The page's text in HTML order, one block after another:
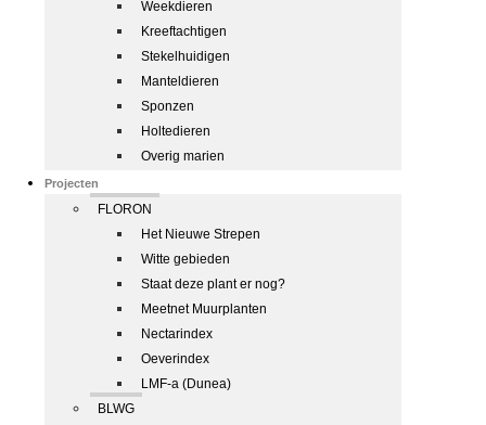
Weekdieren
Kreeftachtigen
Stekelhuidigen
Manteldieren
Sponzen
Holtedieren
Overig marien
Projecten
FLORON
Het Nieuwe Strepen
Witte gebieden
Staat deze plant er nog?
Meetnet Muurplanten
Nectarindex
Oeverindex
LMF-a (Dunea)
BLWG